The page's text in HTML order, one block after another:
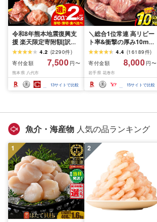
令和8年熊本地震復興支
援 楽天限定寄附額[訳あ
り]牛タン 500g〜2kg 肉
牛肉 訳あり 牛タン 冷凍
小分け 厚切り 薄切り 食
べ比べ 500g 1kg 1.5kg
2kg 牛 人気 ビーフ 牛た
ん ふるさと納税 ランキ
4.2 (2290件)
寄付金額
7,500 円〜
熊本県 八代市
13サイトで比較
＼総合1位常連 高リピー
ト率&衝撃の厚み10mm
厚切り牛タン 塩味/ ≪ス
ピード発送!!10営業日以
内発送≫ 選べる内容量
500g / 1kg 定期便 毎月
届く 牛肉 肉 BBQ ふるさ
と 人気 ランキング 岩手
4.4 (16189件)
寄付金額
8,000 円〜
岩手県 花巻市
15サイトで比較
魚介・海産物 人気の品ランキング
1 2